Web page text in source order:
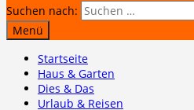
Suchen nach:
Menü
Startseite
Haus & Garten
Dies & Das
Urlaub & Reisen